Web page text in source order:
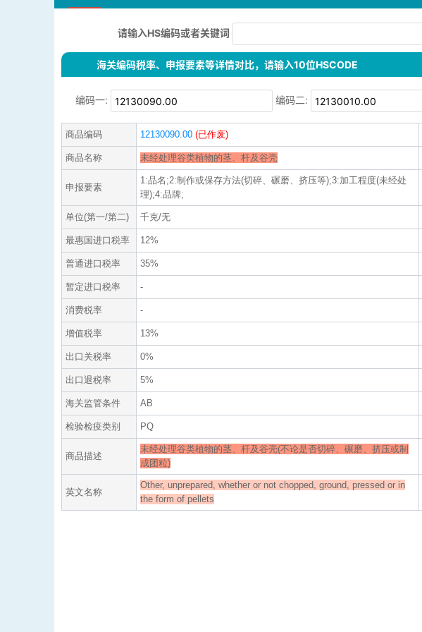
请输入HS编码或者关键词
海关编码税率、申报要素等详情对比，请输入10位HSCODE
编码一: 编码二:
商品编码 12130090.00 (已作废)
商品名称 未经处理谷类植物的茎、杆及谷壳
申报要素
1:品名;2:制作或保存方法(切碎、碾磨、挤压等);3:加工程度(未经处
理);4:品牌;
单位(第一/第二) 千克/无
最惠国进口税率 12%
普通进口税率 35%
暂定进口税率 -
消费税率 -
增值税率 13%
出口关税率 0%
出口退税率 5%
海关监管条件 AB
检验检疫类别 PQ
商品描述
未经处理谷类植物的茎、杆及谷壳(不论是否切碎、碾磨、挤压或制
成团粒)
英文名称
Other, unprepared, whether or not chopped, ground, pressed or in
the form of pellets